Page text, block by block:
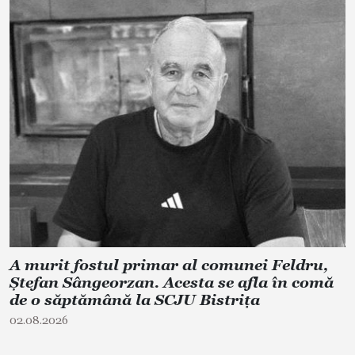
A murit fostul primar al comunei Feldru,
Ștefan Sângeorzan. Acesta se afla în comă
de o săptămână la SCJU Bistrița
02.08.2026